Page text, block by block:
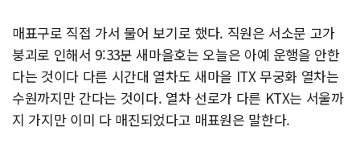
매표구로 직접 가서 물어 보기로 했다. 직원은 서소문 고가
붕괴로 인해서 9:33분 새마을호는 오늘은 아예 운행을 안한
다는 것이다 다른 시간대 열차도 새마을 ITX 무궁화 열차는
수원까지만 간다는 것이다. 열차 선로가 다른 KTX는 서울까
지 가지만 이미 다 매진되었다고 매표원은 말한다.